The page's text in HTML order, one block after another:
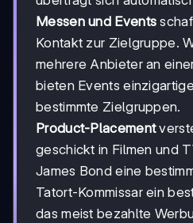
Messen und Events
Kontakt zur Zielgruppe.
mehrere Anbieter an
bieten Events
bestimmte Zielgruppen.
Product-Placement
geschickt in Filmen und
James Bond eine
Tatort-Kommissar ein
das meist bezahlte